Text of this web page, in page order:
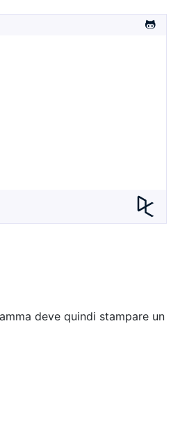
deve quindi stampare un